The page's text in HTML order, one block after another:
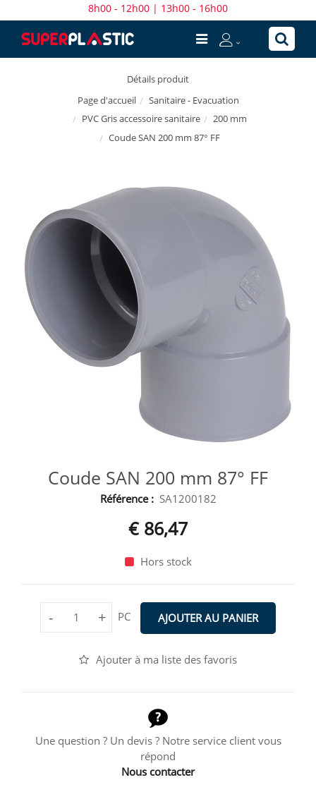
8h00 - 12h00 | 13h00 - 16h00
Détails produit
Page d'accueil
Sanitaire - Evacuation
PVC Gris accessoire sanitaire
200 mm
Coude SAN 200 mm 87° FF
Coude SAN 200 mm 87° FF
Référence : SA1200182
€ 86,47
Hors stock
- + PC AJOUTER AU PANIER
Ajouter à ma liste des favoris
Une question ? Un devis ? Notre service client vous
répond
Nous contacter